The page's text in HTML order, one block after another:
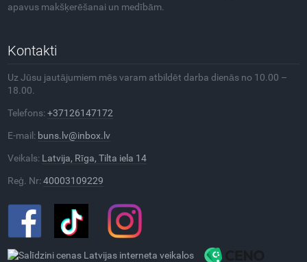
apavus makšķerēšanai un medībām.
Kontakti
Uz Jūsu jautājumiem mēs varam atbildēt darba dienās no 10.00 –
18.00.
Telefons:+37126147172
E-mail: buns.lv@inbox.lv
Veikals: Latvija, Rīga, Tilta iela 14
Reģ. Nr:40003109229